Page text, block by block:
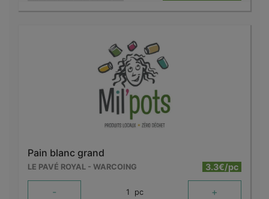
Pain blanc grand
LE PAVÉ ROYAL - WARCOING 3.3€/pc
- 1 pc +